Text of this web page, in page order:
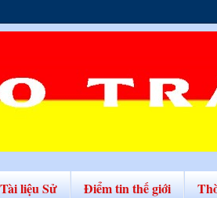
Tài liệu Sử Điểm tin thế giới